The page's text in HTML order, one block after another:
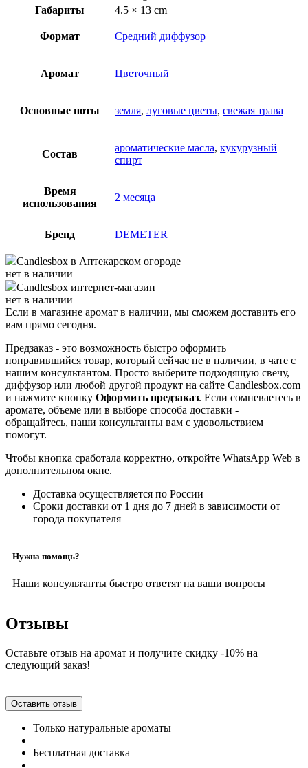
Габариты
4.5 × 13 cm
Формат Средний диффузор
Аромат Цветочный
Основные ноты земля, луговые цветы, свежая трава
Состав
ароматические масла, кукурузный
спирт
Время
использования
2 месяца
Бренд DEMETER
Candlesbox в Аптекарском огороде
нет в наличии
Candlesbox интернет-магазин
нет в наличии
Если в магазине аромат в наличии, мы сможем доставить его
вам прямо сегодня.
Предзаказ - это возможность быстро оформить
понравившийся товар, который сейчас не в наличии, в чате с
нашим консультантом. Просто выберите подходящую свечу,
диффузор или любой другой продукт на сайте Candlesbox.com
и нажмите кнопку Оформить предзаказ. Если сомневаетесь в
аромате, объеме или в выборе способа доставки -
обращайтесь, наши консультанты вам с удовольствием
помогут.
Чтобы кнопка сработала корректно, откройте WhatsApp Web в
дополнительном окне.
Доставка осуществляется по России
Сроки доставки от 1 дня до 7 дней в зависимости от
города покупателя
Нужна помощь?
Наши консультанты быстро ответят на ваши вопросы
Отзывы
Оставьте отзыв на аромат и получите скидку -10% на
следующий заказ!
Оставить отзыв
Только натуральные ароматы
Бесплатная доставка